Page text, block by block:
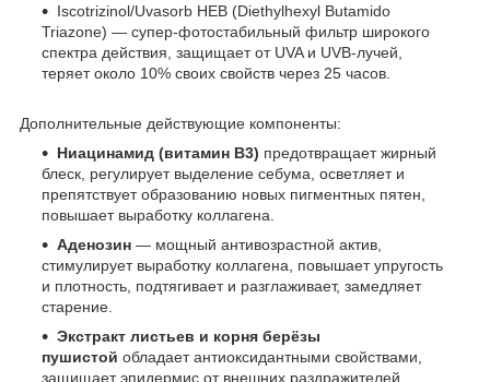
Iscotrizinol/Uvasorb HEB (Diethylhexyl Butamido
Triazone) — супер-фотостабильный фильтр широкого
спектра действия, защищает от UVA и UVB-лучей,
теряет около 10% своих свойств через 25 часов.
Дополнительные действующие компоненты:
Ниацинамид (витамин B3) предотвращает жирный
блеск, регулирует выделение себума, осветляет и
препятствует образованию новых пигментных пятен,
повышает выработку коллагена.
Аденозин — мощный антивозрастной актив,
стимулирует выработку коллагена, повышает упругость
и плотность, подтягивает и разглаживает, замедляет
старение.
Экстракт листьев и корня берёзы
пушистой обладает антиоксидантными свойствами,
защищает эпидермис от внешних раздражителей,